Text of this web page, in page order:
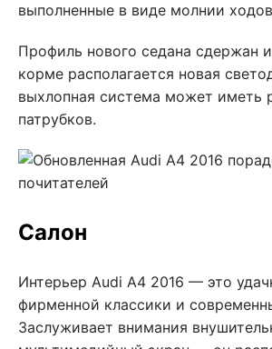
выполненные в виде молнии
Профиль нового седана сдержан
корме располагается новая
выхлопная система может иметь
патрубков.
Салон
Интерьер Audi A4 2016 — это
фирменной классики и
Заслуживает внимания